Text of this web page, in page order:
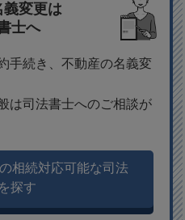
義変更は
士へ
手続き、不動産の名義変
は司法書士へのご相談が
相続対応可能な司法
探す